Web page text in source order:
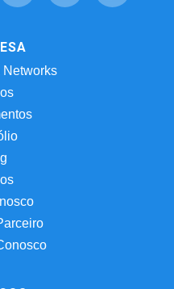
Networks